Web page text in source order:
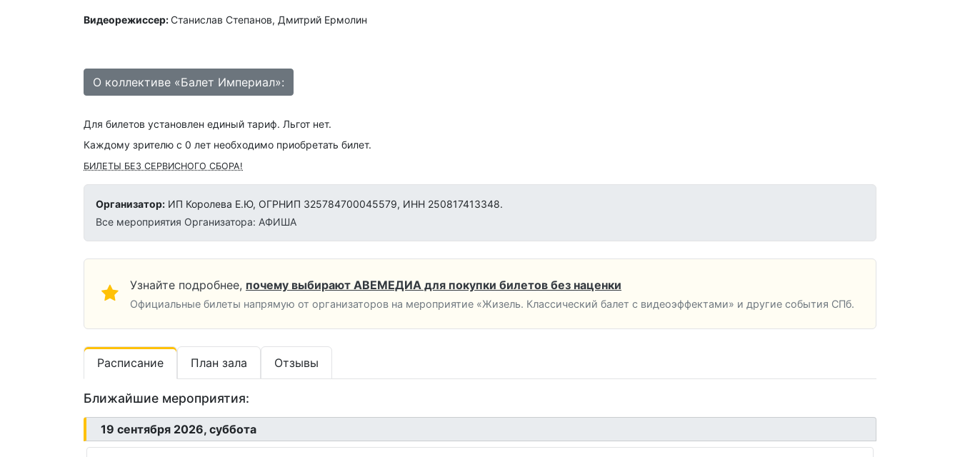
Видеорежиссер:Станислав Степанов, Дмитрий Ермолин
О коллективе «Балет Империал»:
Для билетов установлен единый тариф. Льгот нет.
Каждому зрителю c 0 лет необходимо приобретать билет.
БИЛЕТЫ БЕЗ СЕРВИСНОГО СБОРА!
Организатор: ИП Королева Е.Ю, ОГРНИП 325784700045579, ИНН 250817413348.
Все мероприятия Организатора: АФИША
Узнайте подробнее, почему выбирают АВЕМЕДИА для покупки билетов без наценки
Официальные билеты напрямую от организаторов на мероприятие «Жизель. Классический балет с видеоэффектами» и другие события СПб.
Расписание План зала Отзывы
Ближайшие мероприятия:
19 сентября 2026, суббота